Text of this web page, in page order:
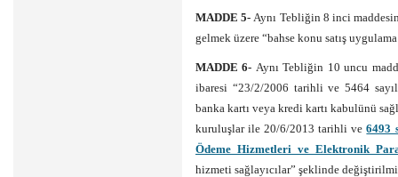
MADDE 5-Aynı Tebliğin 8 inci
gelmek üzere “bahse konu satış
MADDE 6- Aynı Tebliğin 10 uncu
ibaresi “23/2/2006 tarihli ve 5464
banka kartı veya kredi kartı kabulünü
kuruluşlar ile 20/6/2013 tarihli ve6493
Ödeme Hizmetleri ve Elektronik
hizmeti sağlayıcılar” şeklinde